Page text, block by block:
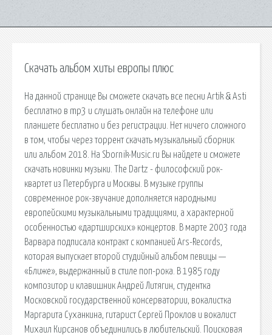
Скачать альбом хиты европы плюс
На данной странице Вы сможете скачать все песни Artik & Asti
бесплатно в mp3 и слушать онлайн на телефоне или
планшете бесплатно и без регистрации. Нет ничего сложного
в том, чтобы через торрент скачать музыкальный сборник
или альбом 2018. На Sbornik-Music.ru Вы найдете и сможете
скачать новинки музыки. The Dartz - философский рок-
квартет из Петербурга и Москвы. В музыке группы
современное рок-звучание дополняется народными
европейскими музыкальными традициями, а характерной
особенностью «дартширских» концертов. В марте 2003 года
Варвара подписала контракт с компанией Ars-Records,
которая выпускает второй студийный альбом певицы —
«Ближе», выдержанный в стиле поп-рока. В 1985 году
композитор и клавишник Андрей Литягин, студентка
Московской государственной консерватории, вокалистка
Маргарита Суханкина, гитарист Сергей Проклов и вокалист
Михаил Кирсанов объединились в любительский. Поисковая